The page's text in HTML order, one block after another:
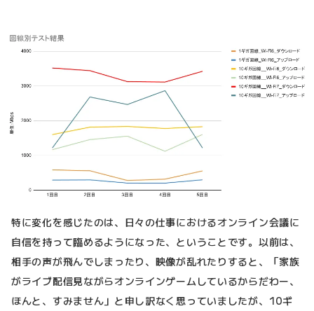
特に変化を感じたのは、日々の仕事におけるオンライン会議に
自信を持って臨めるようになった、ということです。以前は、
相手の声が飛んでしまったり、映像が乱れたりすると、「家族
がライブ配信見ながらオンラインゲームしているからだわー、
ほんと、すみません」と申し訳なく思っていましたが、10ギ